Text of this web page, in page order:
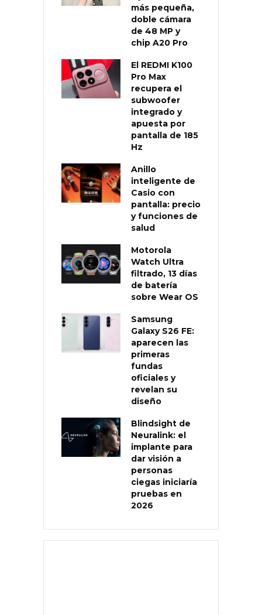
más pequeña,
doble cámara
de 48 MP y
chip A20 Pro
El REDMI K100
Pro Max
recupera el
subwoofer
integrado y
apuesta por
pantalla de 185
Hz
Anillo
inteligente de
Casio con
pantalla: precio
y funciones de
salud
Motorola
Watch Ultra
filtrado, 13 días
de batería
sobre Wear OS
Samsung
Galaxy S26 FE:
aparecen las
primeras
fundas
oficiales y
revelan su
diseño
Blindsight de
Neuralink: el
implante para
dar visión a
personas
ciegas iniciaría
pruebas en
2026